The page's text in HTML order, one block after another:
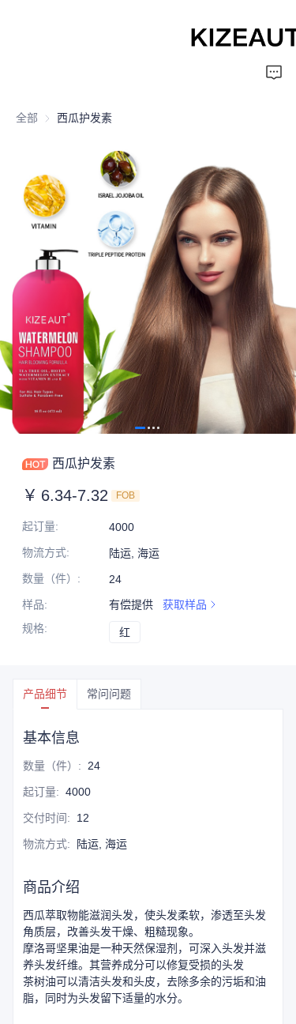
全部 西瓜护发素
西瓜护发素
￥ 6.34-7.32 FOB
起订量:
4000
物流方式:
陆运, 海运
数量（件） :
24
样品: 有偿提供
获取样品
规格: 红
产品细节 常问问题
基本信息
数量（件） : 24
起订量: 4000
交付时间: 12
物流方式: 陆运, 海运
商品介绍
西瓜萃取物能滋润头发，使头发柔软，渗透至头发
角质层，改善头发干燥、粗糙现象。
摩洛哥坚果油是一种天然保湿剂，可深入头发并滋
养头发纤维。其营养成分可以修复受损的头发
茶树油可以清洁头发和头皮，去除多余的污垢和油
脂，同时为头发留下适量的水分。
Shampoo
hair mud
Perm cream